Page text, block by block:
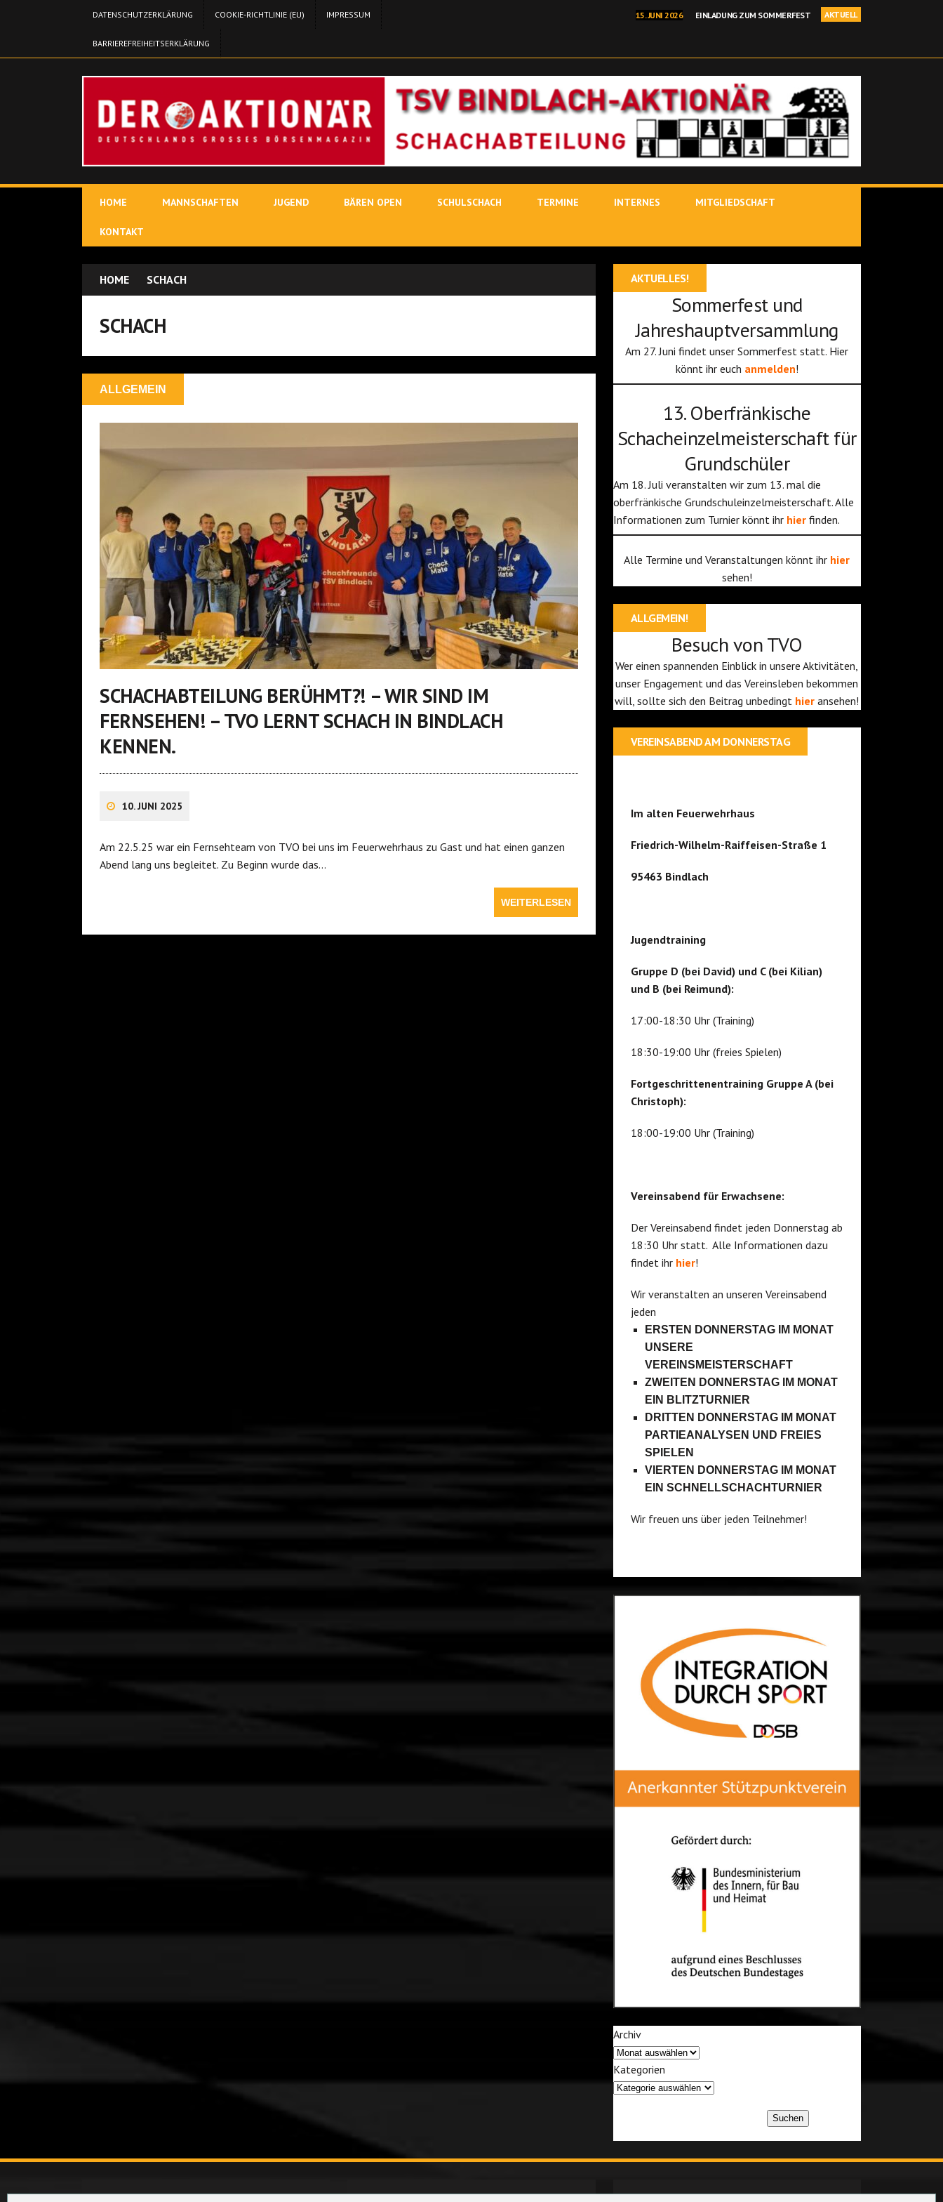
DATENSCHUTZERKLÄRUNG COOKIE-RICHTLINIE (EU) IMPRESSUM
BARRIEREFREIHEITSERKLÄRUNG
AKTUELL
15. JUNI 2026 EINLADUNG ZUM SOMMERFEST
11. MAI 2026 SCHNELLSCHACH KREISEINZELMEISTERSCHAFT IN KIRCHENLAMITZ
POSTBAUER-HENG – YOUTUBE-STARS IM ROTEN SALON
19. JUNI 2026 SCHACHLEHRER JÜRGEN DELITZSCH IST BINDLACHER VEREINSMEISTER 25/26!
HOME MANNSCHAFTEN JUGEND BÄREN OPEN SCHULSCHACH TERMINE INTERNES MITGLIEDSCHAFT
KONTAKT
HOME SCHACH
SCHACH
ALLGEMEIN
SCHACHABTEILUNG BERÜHMT?! – WIR SIND IM
FERNSEHEN! – TVO LERNT SCHACH IN BINDLACH
KENNEN.
10. JUNI 2025
Am 22.5.25 war ein Fernsehteam von TVO bei uns im Feuerwehrhaus zu Gast und hat einen ganzen
Abend lang uns begleitet. Zu Beginn wurde das…
WEITERLESEN
AKTUELLES!
Sommerfest und
Jahreshauptversammlung
Am 27. Juni findet unser Sommerfest statt. Hier
könnt ihr euch anmelden!
13. Oberfränkische
Schacheinzelmeisterschaft für
Grundschüler
Am 18. Juli veranstalten wir zum 13. mal die
oberfränkische Grundschuleinzelmeisterschaft. Alle
Informationen zum Turnier könnt ihr hier finden.
Alle Termine und Veranstaltungen könnt ihr hier
sehen!
ALLGEMEIN!
Besuch von TVO
Wer einen spannenden Einblick in unsere Aktivitäten,
unser Engagement und das Vereinsleben bekommen
will, sollte sich den Beitrag unbedingt hier ansehen!
VEREINSABEND AM DONNERSTAG
Im alten Feuerwehrhaus
Friedrich-Wilhelm-Raiffeisen-Straße 1
95463 Bindlach
Jugendtraining
Gruppe D (bei David) und C (bei Kilian)
und B (bei Reimund):
17:00-18:30 Uhr (Training)
18:30-19:00 Uhr (freies Spielen)
Fortgeschrittenentraining Gruppe A (bei
Christoph):
18:00-19:00 Uhr (Training)
Vereinsabend für Erwachsene:
Der Vereinsabend findet jeden Donnerstag ab
18:30 Uhr statt. Alle Informationen dazu
findet ihr hier!
Wir veranstalten an unseren Vereinsabend
jeden
ERSTEN DONNERSTAG IM MONAT
UNSERE
VEREINSMEISTERSCHAFT
ZWEITEN DONNERSTAG IM MONAT
EIN BLITZTURNIER
DRITTEN DONNERSTAG IM MONAT
PARTIEANALYSEN UND FREIES
SPIELEN
VIERTEN DONNERSTAG IM MONAT
EIN SCHNELLSCHACHTURNIER
Wir freuen uns über jeden Teilnehmer!
Archiv
Kategorien
Suchen